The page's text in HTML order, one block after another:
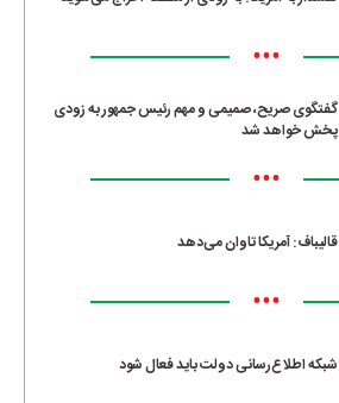
•••
گفتگوی صریح، صمیمی و مهم رئیس جمهور به زودی
پخش خواهد شد
•••
قالیباف: آمریکا تاوان می‌دهد
•••
شبکه اطلاع‌رسانی دولت باید فعال شود